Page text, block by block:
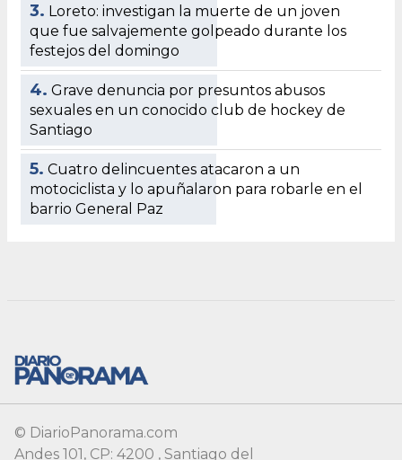
© DiarioPanorama.com
Andes 101, CP: 4200 , Santiago del